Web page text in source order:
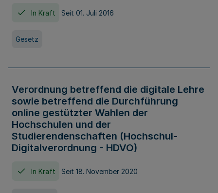
In Kraft Seit 01. Juli 2016
Gesetz
Verordnung betreffend die digitale Lehre
sowie betreffend die Durchführung
online gestützter Wahlen der
Hochschulen und der
Studierendenschaften (Hochschul-
Digitalverordnung - HDVO)
In Kraft Seit 18. November 2020